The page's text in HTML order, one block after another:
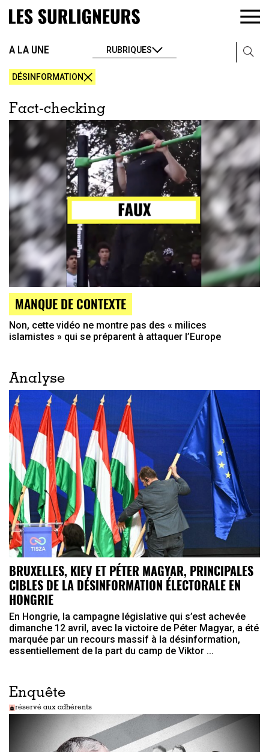
A LA UNE RUBRIQUES
DÉSINFORMATION
Fact-checking
MANQUE DE CONTEXTE
Non, cette vidéo ne montre pas des « milices
islamistes » qui se préparent à attaquer l’Europe
Analyse
BRUXELLES, KIEV ET PÉTER MAGYAR, PRINCIPALES
CIBLES DE LA DÉSINFORMATION ÉLECTORALE EN
HONGRIE
En Hongrie, la campagne législative qui s’est achevée
dimanche 12 avril, avec la victoire de Péter Magyar, a été
marquée par un recours massif à la désinformation,
essentiellement de la part du camp de Viktor ...
Enquête
réservé aux adhérents